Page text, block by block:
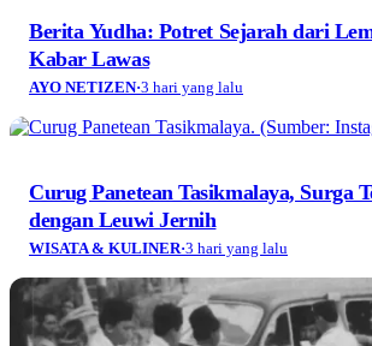
Berita Yudha: Potret Sejarah dari
Kabar Lawas
AYO NETIZEN·3 hari yang lalu
Curug Panetean Tasikmalaya, Surga
dengan Leuwi Jernih
WISATA & KULINER·3 hari yang lalu